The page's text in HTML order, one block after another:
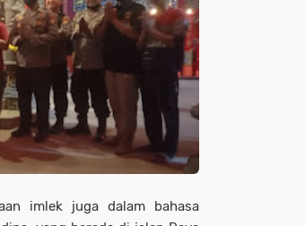
imlek juga dalam bahasa